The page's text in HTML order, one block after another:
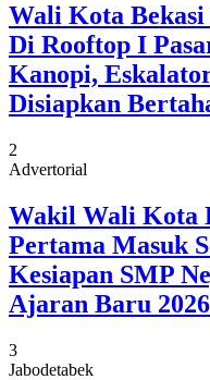
Wali Kota
Di Rooftop I
Kanopi,
Disiapkan
2
Advertorial
Wakil Wali Kota
Pertama Masuk
Kesiapan SMP
Ajaran Baru 2026
3
Jabodetabek